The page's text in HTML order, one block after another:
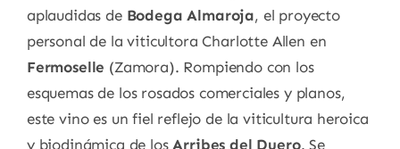
aplaudidas de Bodega Almaroja, el proyecto
personal de la viticultora Charlotte Allen en
Fermoselle (Zamora). Rompiendo con los
esquemas de los rosados comerciales y planos,
este vino es un fiel reflejo de la viticultura heroica
y biodinámica de losArribes del Duero. Se